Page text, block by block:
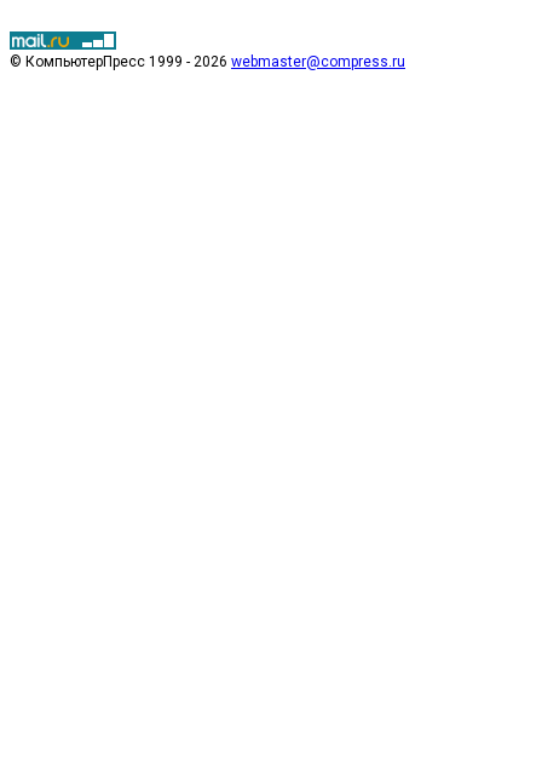
© КомпьютерПресс 1999 - 2026 webmaster@compress.ru